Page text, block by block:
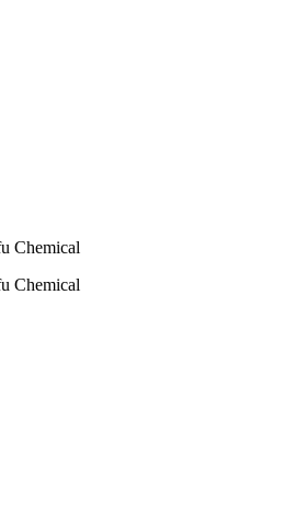
Chemical
Chemical